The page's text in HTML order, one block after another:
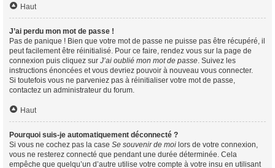
Haut
J’ai perdu mon mot de passe !
Pas de panique ! Bien que votre mot de passe ne puisse pas être récupéré, il
peut facilement être réinitialisé. Pour ce faire, rendez vous sur la page de
connexion puis cliquez sur J’ai oublié mon mot de passe. Suivez les
instructions énoncées et vous devriez pouvoir à nouveau vous connecter.
Si toutefois vous ne parveniez pas à réinitialiser votre mot de passe,
contactez un administrateur du forum.
Haut
Pourquoi suis-je automatiquement déconnecté ?
Si vous ne cochez pas la case Se souvenir de moi lors de votre connexion,
vous ne resterez connecté que pendant une durée déterminée. Cela
empêche que quelqu’un d’autre utilise votre compte à votre insu en utilisant